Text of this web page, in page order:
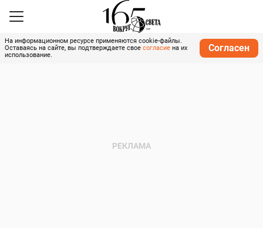
На информационном ресурсе применяются cookie-файлы.
Оставаясь на сайте, вы подтверждаете свое согласие на их
использование.
Согласен